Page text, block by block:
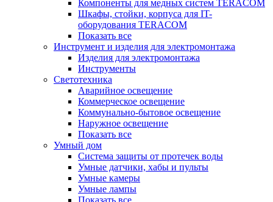
Компоненты для медных систем TERACOM
Шкафы, стойки, корпуса для IT-
оборудования TERACOM
Показать все
Инструмент и изделия для электромонтажа
Изделия для электромонтажа
Инструменты
Светотехника
Аварийное освещение
Коммерческое освещение
Коммунально-бытовое освещение
Наружное освещение
Показать все
Умный дом
Система защиты от протечек воды
Умные датчики, хабы и пульты
Умные камеры
Умные лампы
Показать все